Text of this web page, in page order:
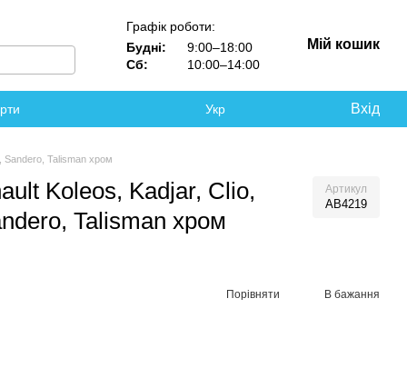
Графік роботи:
Будні:
9:00–18:00
Сб:
10:00–14:00
Мій кошик
Укр Вхід
Sandero, Talisman хром
Koleos, Kadjar, Clio,
Talisman хром
Артикул
AB4219
Порівняти В бажання